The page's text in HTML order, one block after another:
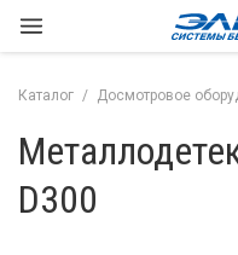
Каталог Досмотровое
D300